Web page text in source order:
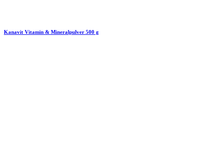
Kanavit Vitamin & Mineralpulver 500 g